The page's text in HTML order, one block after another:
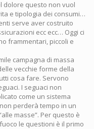
dolore questo non vuol
e tipologia dei consumi…
serve aver costruito
ecc ecc… Oggi ci
frammentari, piccoli e
campagna di massa
vecchie forme della
cosa fare. Servono
I seguaci non
come un sistema
perderà tempo in un
masse”. Per questo è
le questioni è il primo